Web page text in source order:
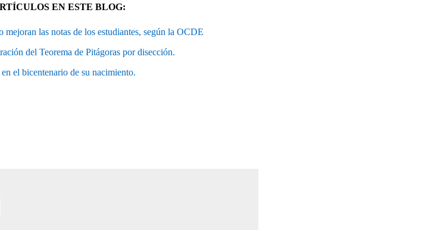
EN ESTE BLOG:
mejoran las notas de los estudiantes, según la OCDE
del Teorema de Pitágoras por disección.
el bicentenario de su nacimiento.